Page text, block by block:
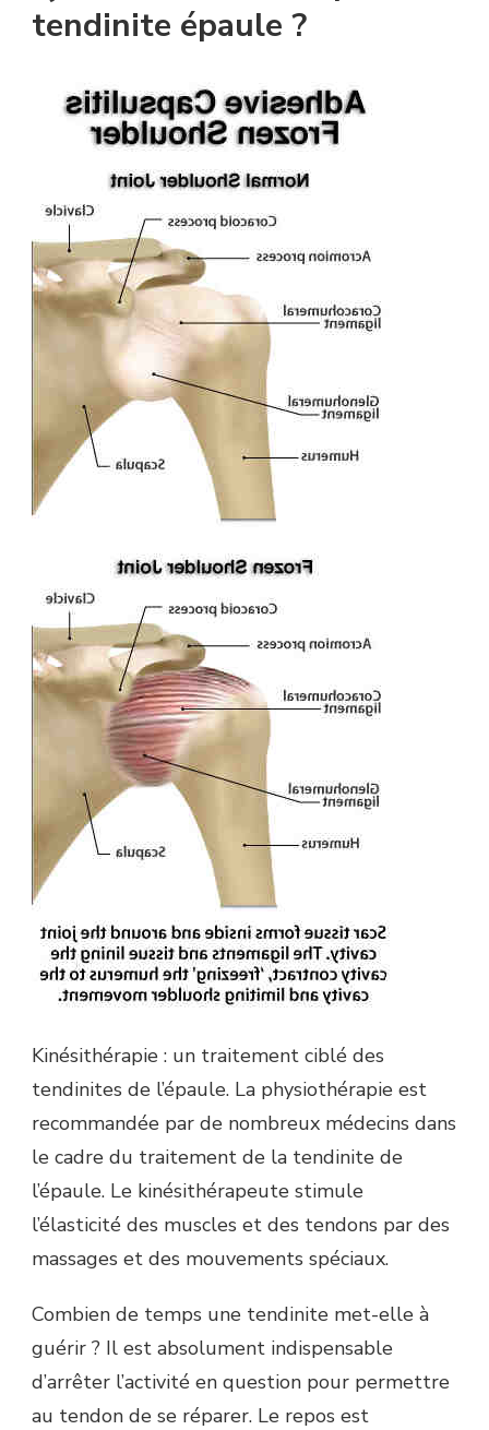
tendinite épaule ?
Kinésithérapie : un traitement ciblé des
tendinites de l’épaule. La physiothérapie est
recommandée par de nombreux médecins dans
le cadre du traitement de la tendinite de
l’épaule. Le kinésithérapeute stimule
l’élasticité des muscles et des tendons par des
massages et des mouvements spéciaux.
Combien de temps une tendinite met-elle à
guérir ? Il est absolument indispensable
d’arrêter l’activité en question pour permettre
au tendon de se réparer. Le repos est